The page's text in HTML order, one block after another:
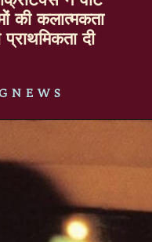
की कलात्मकता
दी